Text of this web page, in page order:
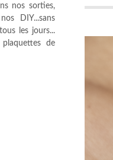
nos sorties,
DIY...sans
les jours...
de